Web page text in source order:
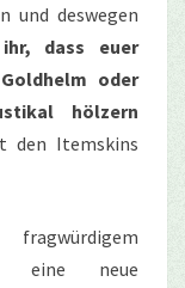
und deswegen
dass euer
oder
hölzern
den Itemskins
eine neue